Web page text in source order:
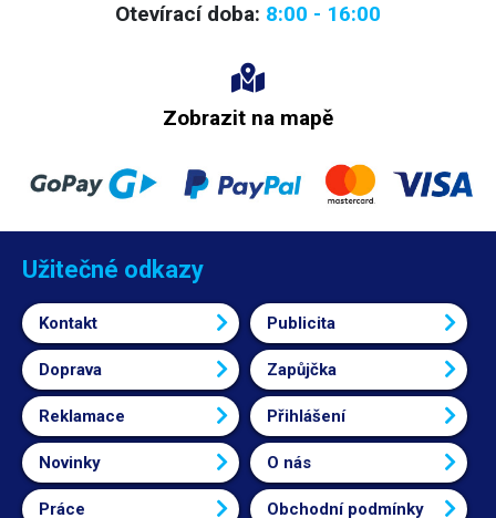
Otevírací doba: 8:00 - 16:00
Zobrazit na mapě
Užitečné odkazy
Kontakt Publicita
Doprava Zapůjčka
Reklamace Přihlášení
Novinky O nás
Práce Obchodní podmínky